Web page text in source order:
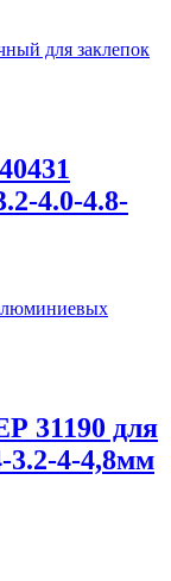
4.0-4.8-
31190 для
3.2-4-4,8мм